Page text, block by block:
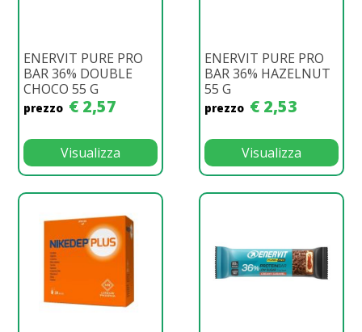
ENERVIT PURE PRO
BAR 36% DOUBLE
CHOCO 55 G
prezzo € 2,57
Visualizza
ENERVIT PURE PRO
BAR 36% HAZELNUT
55 G
prezzo € 2,53
Visualizza